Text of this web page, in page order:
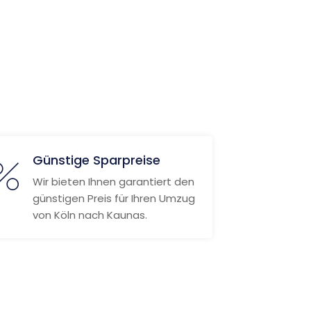
Günstige Sparpreise
Wir bieten Ihnen garantiert den
günstigen Preis für Ihren Umzug
von Köln nach Kaunas.